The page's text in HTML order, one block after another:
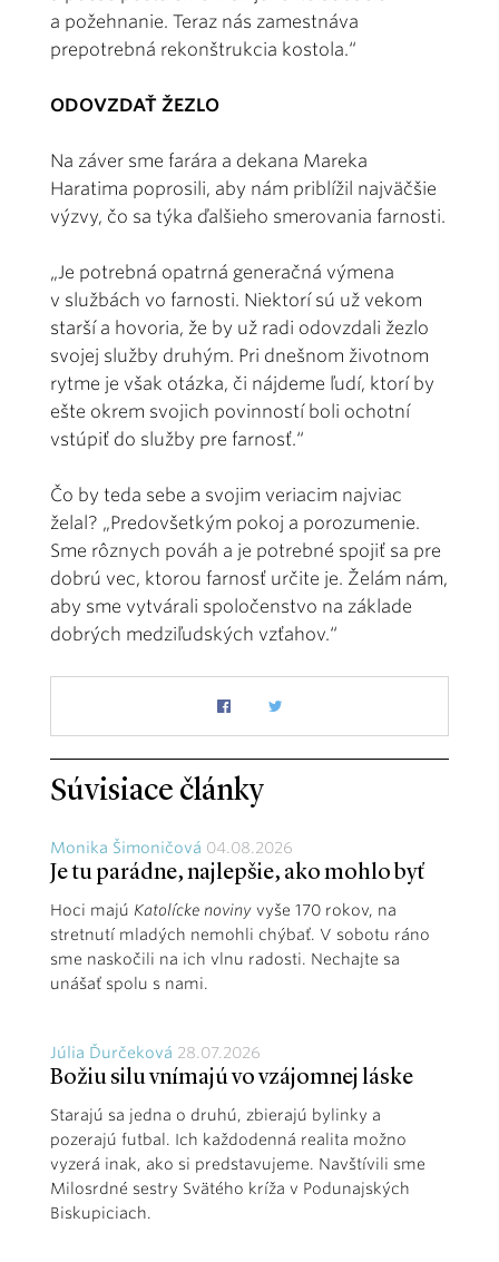
a požehnanie. Teraz nás zamestnáva
prepotrebná rekonštrukcia kostola.“
ODOVZDAŤ ŽEZLO
Na záver sme farára a dekana Mareka
Haratima poprosili, aby nám priblížil najväčšie
výzvy, čo sa týka ďalšieho smerovania farnosti.
„Je potrebná opatrná generačná výmena
v službách vo farnosti. Niektorí sú už vekom
starší a hovoria, že by už radi odovzdali žezlo
svojej služby druhým. Pri dnešnom životnom
rytme je však otázka, či nájdeme ľudí, ktorí by
ešte okrem svojich povinností boli ochotní
vstúpiť do služby pre farnosť.“
Čo by teda sebe a svojim veriacim najviac
želal? „Predovšetkým pokoj a porozumenie.
Sme rôznych pováh a je potrebné spojiť sa pre
dobrú vec, ktorou farnosť určite je. Želám nám,
aby sme vytvárali spoločenstvo na základe
dobrých medziľudských vzťahov.“
Súvisiace články
Monika Šimoničová 04.08.2026
Je tu parádne, najlepšie, ako mohlo byť
Hoci majú Katolícke noviny vyše 170 rokov, na
stretnutí mladých nemohli chýbať. V sobotu ráno
sme naskočili na ich vlnu radosti. Nechajte sa
unášať spolu s nami.
Júlia Ďurčeková 28.07.2026
Božiu silu vnímajú vo vzájomnej láske
Starajú sa jedna o druhú, zbierajú bylinky a
pozerajú futbal. Ich každodenná realita možno
vyzerá inak, ako si predstavujeme. Navštívili sme
Milosrdné sestry Svätého kríža v Podunajských
Biskupiciach.